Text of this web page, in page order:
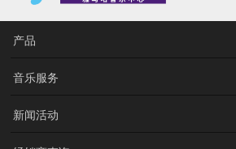
产品
音乐服务
新闻活动